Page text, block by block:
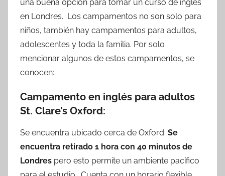
una buena opción para tomar un curso de inglés
en Londres. Los campamentos no son solo para
niños, también hay campamentos para adultos,
adolescentes y toda la familia. Por solo
mencionar algunos de estos campamentos, se
conocen:
Campamento en inglés para adultos
St. Clare’s Oxford:
Se encuentra ubicado cerca de Oxford. Se
encuentra retirado 1 hora con 40 minutos de
Londres pero esto permite un ambiente pacífico